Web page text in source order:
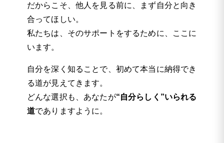
だからこそ、他人を見る前に、まず自分と向き
合ってほしい。
私たちは、そのサポートをするために、ここに
います。
自分を深く知ることで、初めて本当に納得でき
る道が見えてきます。
どんな選択も、あなたが“自分らしく”いられる
道でありますように。